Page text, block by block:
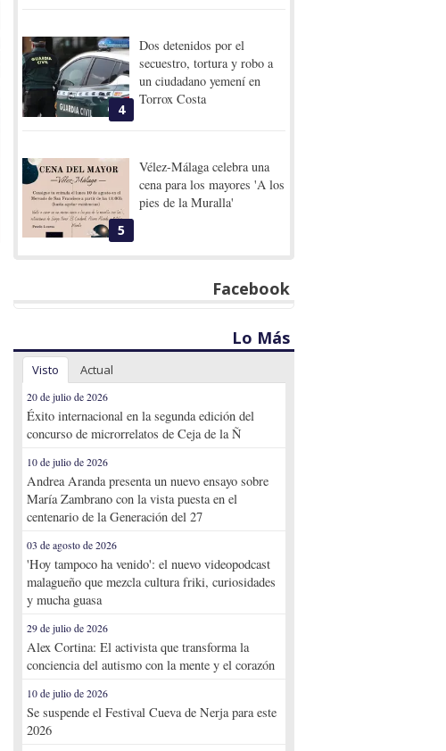
4
Dos detenidos por el
secuestro, tortura y robo a
un ciudadano yemení en
Torrox Costa
5
Vélez-Málaga celebra una
cena para los mayores 'A los
pies de la Muralla'
Facebook
Lo Más
Visto Actual
20 de julio de 2026
Éxito internacional en la segunda edición del
concurso de microrrelatos de Ceja de la Ñ
10 de julio de 2026
Andrea Aranda presenta un nuevo ensayo sobre
María Zambrano con la vista puesta en el
centenario de la Generación del 27
03 de agosto de 2026
'Hoy tampoco ha venido': el nuevo videopodcast
malagueño que mezcla cultura friki, curiosidades
y mucha guasa
29 de julio de 2026
Alex Cortina: El activista que transforma la
conciencia del autismo con la mente y el corazón
10 de julio de 2026
Se suspende el Festival Cueva de Nerja para este
2026